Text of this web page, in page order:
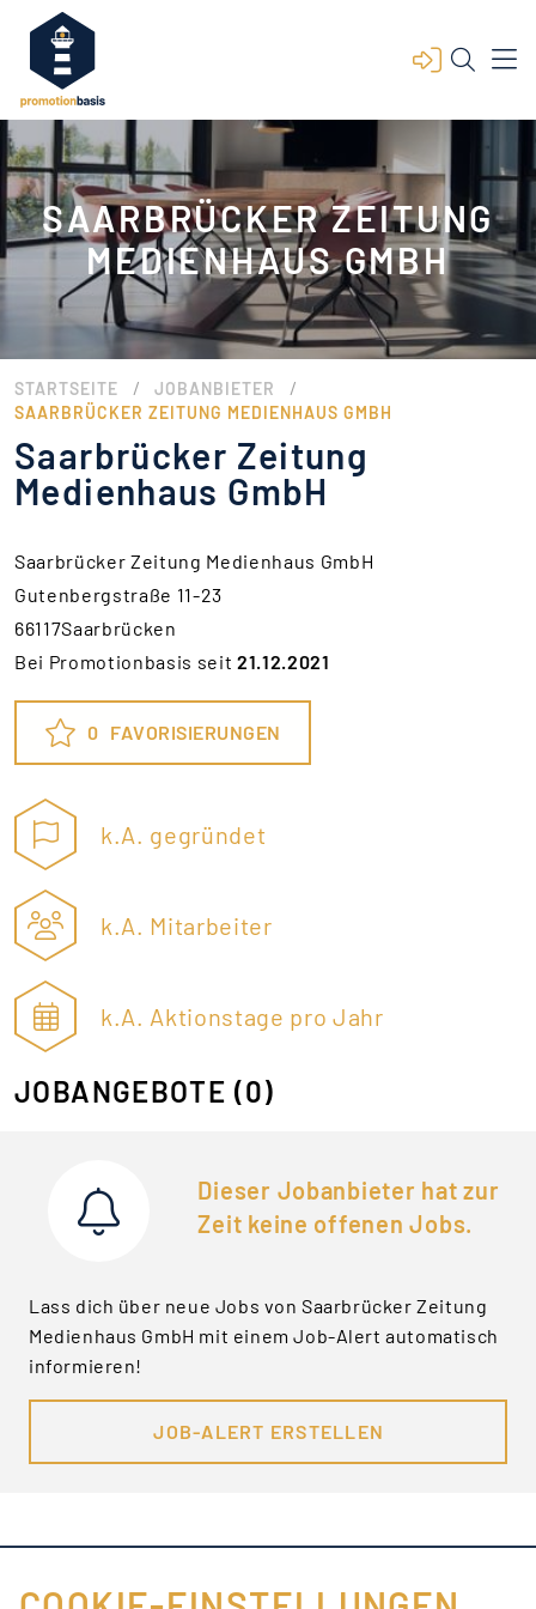
SAARBRÜCKER ZEITUNG
MEDIENHAUS GMBH
STARTSEITE / JOBANBIETER /
SAARBRÜCKER ZEITUNG MEDIENHAUS GMBH
Saarbrücker Zeitung
Medienhaus GmbH
Saarbrücker Zeitung Medienhaus GmbH
Gutenbergstraße 11-23
66117Saarbrücken
Bei Promotionbasis seit21.12.2021
0 FAVORISIERUNGEN
k.A. gegründet
k.A. Mitarbeiter
k.A. Aktionstage pro Jahr
JOBANGEBOTE (0)
Dieser Jobanbieter hat zur
Zeit keine offenen Jobs.
Lass dich über neue Jobs von Saarbrücker Zeitung
Medienhaus GmbH mit einem Job-Alert automatisch
informieren!
JOB-ALERT ERSTELLEN